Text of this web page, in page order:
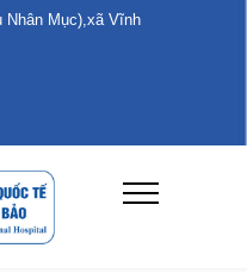
Nhân Mục),xã Vĩnh